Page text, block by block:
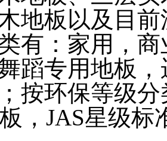
地板以及目
有：家用，
蹈专用地板
按环保等级
，JAS星级标